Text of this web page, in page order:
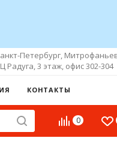
Петербург,
Радуга, 3 этаж, офис 302-304
КОНТАКТЫ
0